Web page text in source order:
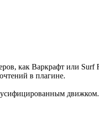
как Варкрафт или
в плагине.
движком.